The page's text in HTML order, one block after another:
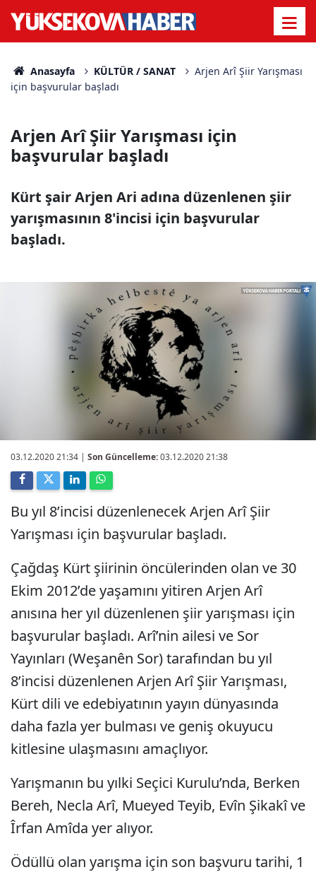
Anasayfa KÜLTÜR / SANAT
Arjen Arî Şiir Yarışması
için başvurular başladı
Arjen Arî Şiir Yarışması için
başvurular başladı
Kürt şair Arjen Ari adına düzenlenen şiir
yarışmasının 8'incisi için başvurular
başladı.
03.12.2020 21:34 | Son Güncelleme:03.12.2020 21:38
Bu yıl 8’incisi düzenlenecek Arjen Arî Şiir
Yarışması için başvurular başladı.
Çağdaş Kürt şiirinin öncülerinden olan ve 30
Ekim 2012’de yaşamını yitiren Arjen Arî
anısına her yıl düzenlenen şiir yarışması için
başvurular başladı. Arî’nin ailesi ve Sor
Yayınları (Weşanên Sor) tarafından bu yıl
8’incisi düzenlenen Arjen Arî Şiir Yarışması,
Kürt dili ve edebiyatının yayın dünyasında
daha fazla yer bulması ve geniş okuyucu
kitlesine ulaşmasını amaçlıyor.
Yarışmanın bu yılki Seçici Kurulu’nda, Berken
Bereh, Necla Arî, Mueyed Teyib, Evîn Şikakî ve
Îrfan Amîda yer alıyor.
Ödüllü olan yarışma için son başvuru tarihi, 1